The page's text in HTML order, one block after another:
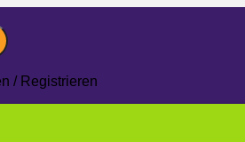
/ Registrieren